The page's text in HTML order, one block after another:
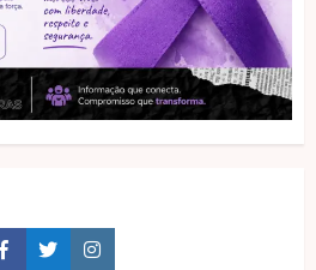
FacebookTwitterInstagram